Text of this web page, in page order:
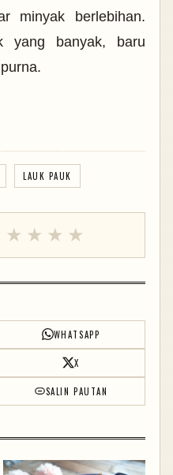
minyak berlebihan.
yang banyak, baru
LAUK PAUK
★ ★ ★ ★
WHATSAPP
X
SALIN PAUTAN